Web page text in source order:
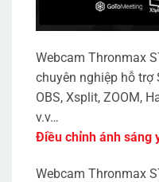
Webcam Thronmax
chuyên nghiệp hỗ trợ
OBS, Xsplit, ZOOM,
v.v…
Điều chỉnh ánh sáng
Webcam Thronmax